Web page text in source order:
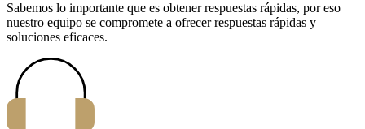
Sabemos lo importante que es obtener respuestas rápidas, por eso
nuestro equipo se compromete a ofrecer respuestas rápidas y
soluciones eficaces.